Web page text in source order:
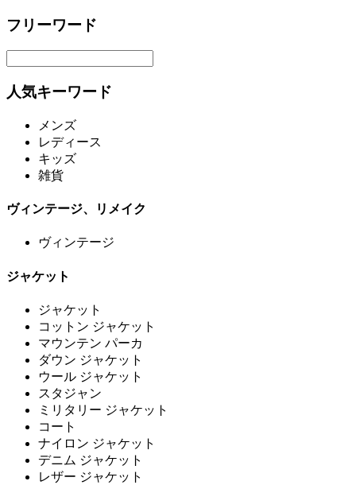
フリーワード
人気キーワード
メンズ
レディース
キッズ
雑貨
ヴィンテージ、リメイク
ヴィンテージ
ジャケット
ジャケット
コットン ジャケット
マウンテン パーカ
ダウン ジャケット
ウール ジャケット
スタジャン
ミリタリー ジャケット
コート
ナイロン ジャケット
デニム ジャケット
レザー ジャケット